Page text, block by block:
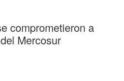
comprometieron a
Mercosur